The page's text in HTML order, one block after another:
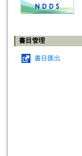
書目管理
書目匯出